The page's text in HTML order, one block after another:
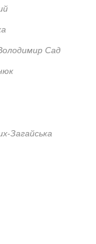
Сад
Загайська